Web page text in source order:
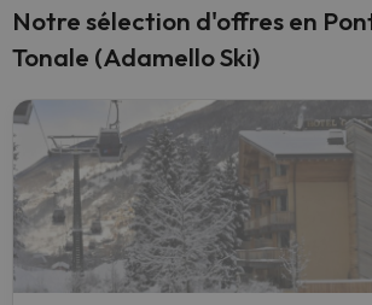
Notre sélection d'offres en
Tonale (Adamello Ski)